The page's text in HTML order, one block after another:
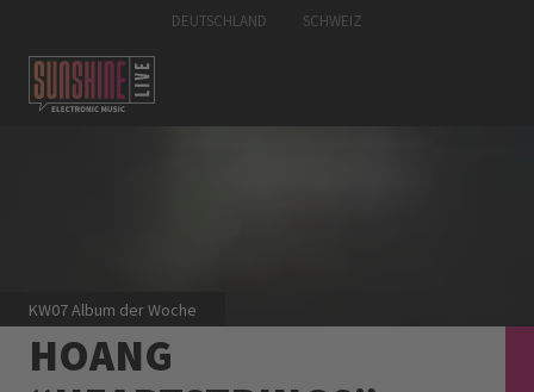
DEUTSCHLAND SCHWEIZ
KW07 Album der Woche
HOANG